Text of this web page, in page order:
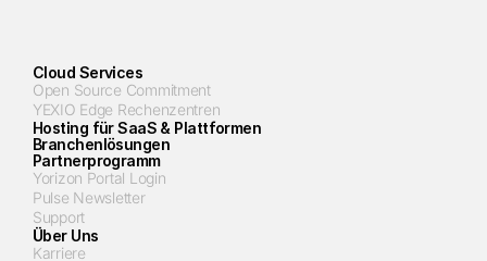
Cloud Services
Open Source Commitment
YEXIO Edge Rechenzentren
Hosting für SaaS & Plattformen
Branchenlösungen
Partnerprogramm
Yorizon Portal Login
Pulse Newsletter
Support
Über Uns
Karriere